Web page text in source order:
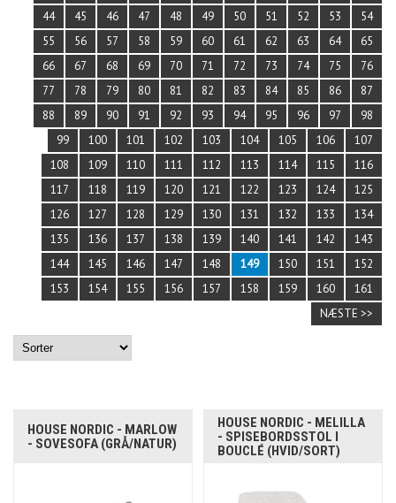
44
45 46 47 48 49 50 51 52 53
54
55
56 57 58 59 60 61 62 63 64
65
66
67 68 69 70 71 72 73 74 75
76
77
78 79 80 81 82 83 84 85 86
87
88
89 90 91 92 93 94 95 96 97
98
99
100 101 102 103 104 105 106
107
108
109 110 111 112 113 114 115
116
117
118 119 120 121 122 123 124
125
126
127 128 129 130 131 132 133
134
135
136 137 138 139 140 141 142
143
144
145 146 147 148 149 150 151
152
153
154 155 156 157 158 159 160
161
NÆSTE >>
HOUSE NORDIC - MARLOW
- SOVESOFA (GRÅ/NATUR)
HOUSE NORDIC - MELILLA
- SPISEBORDSSTOL I
BOUCLÉ (HVID/SORT)